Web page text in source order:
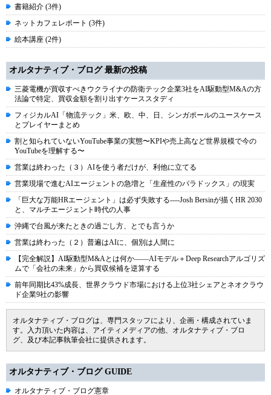
書籍紹介 (3件)
ネットカフェレポート (3件)
絵本講座 (2件)
オルタナティブ・ブログ 最新の投稿
三菱電機が買収すべきウクライナの防衛テック企業3社をAI駆動型M&Aの方
法論で特定、買収金額を割り出すケーススタディ
フィジカルAI「物流テック」米、欧、中、日、シンガポールのユースケース
とプレイヤーまとめ
割と知られていないYouTube事業の実態〜KPIや売上高など世界規模で今の
YouTubeを理解する〜
営業は終わった（３）AIを使う者だけが、利他に立てる
営業現場で進むAIエージェントの急増と「生産性のパラドックス」の現実
「巨大な万能HRエージェント」は必ず失敗する----Josh Bersinが描くHR 2030
と、マルチエージェント時代の人事
沖縄で台風が来たときの過ごし方、とでも言うか
営業は終わった（２）普遍はAIに、個別は人間に
【完全解説】AI駆動型M&Aとは何か――AIモデル＋Deep Researchアルゴリズ
ムで「会社の未来」から買収候補を逆算する
前年同期比43%成長、世界クラウド市場における上位3社シェアとネオクラウ
ド企業9社の影響
オルタナティブ・ブログは、専門スタッフにより、企画・構成されていま
す。入力頂いた内容は、アイティメディアの他、オルタナティブ・ブロ
グ、及び本記事執筆会社に提供されます。
オルタナティブ・ブログ GUIDE
オルタナティブ・ブログ憲章